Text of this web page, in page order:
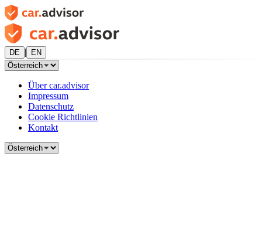
DE | EN
Über car.advisor
Impressum
Datenschutz
Cookie Richtlinien
Kontakt